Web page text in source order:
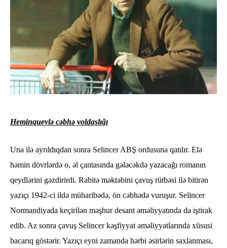
Heminqueylə cəbhə yoldaşlığı
Una ilə ayrıldıqdan sonra Selincer ABŞ ordusuna qatılır. Elə
həmin dövrlərdə o, əl çantasında gələcəkdə yazacağı romanın
qeydlərini gəzdirirdi. Rabitə məktəbini çavuş rütbəsi ilə bitirən
yazıçı 1942-ci ildə müharibədə, ön cəbhədə vuruşur. Selincer
Normandiyada keçirilən məşhur desant əməliyyatında da iştirak
edib. Az sonra çavuş Selincer kəşfiyyat əməliyyatlarında xüsusi
bacarıq göstərir. Yazıçı eyni zamanda hərbi əsirlərin saxlanması,